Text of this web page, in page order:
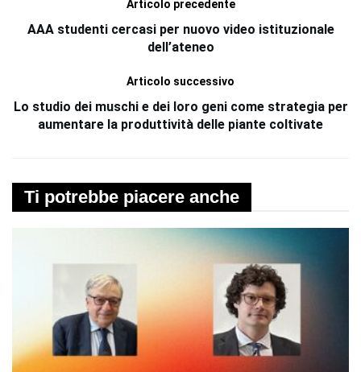
Articolo precedente
AAA studenti cercasi per nuovo video istituzionale
dell’ateneo
Articolo successivo
Lo studio dei muschi e dei loro geni come strategia per
aumentare la produttività delle piante coltivate
Ti potrebbe piacere anche